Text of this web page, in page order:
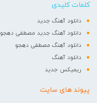
کلمات کلیدی
دانلود آهنگ جدید
دانلود آهنگ جدید مصطفی دهجو
دانلود آهنگ مصطفی دهجو
دانلود آهنگ
ریمیکس جدید
پیوند های سایت